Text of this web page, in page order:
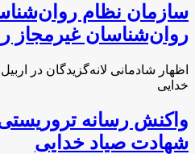
سازمان نظام
روان‌شناسان غیرمجاز
اظهار شادمانی لانه‌گزیدگان در
خدایی
واکنش رسانه
شهادت صیاد خدایی